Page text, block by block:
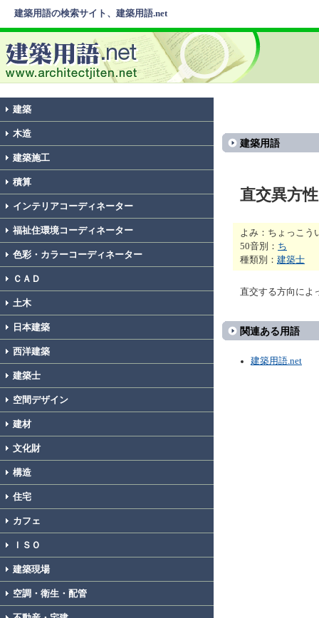
建築用語の検索サイト、建築用語.net
建築
木造
建築施工
積算
インテリアコーディネーター
福祉住環境コーディネーター
色彩・カラーコーディネーター
ＣＡＤ
土木
日本建築
西洋建築
建築士
空間デザイン
建材
文化財
構造
住宅
カフェ
ＩＳＯ
建築現場
空調・衛生・配管
建築用語
直交異方性
よみ：ちょっこう
50音別： ち
種類別： 建築士
直交する方向によ
関連ある用語
建築用語.net